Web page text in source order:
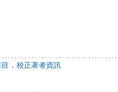
． 校正著者資訊